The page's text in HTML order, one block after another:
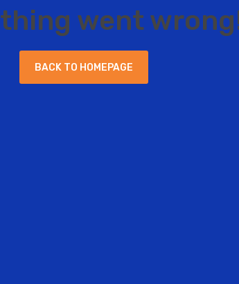
thing went wrong
BACK TO HOM EPAG E